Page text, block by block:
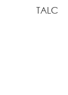
TALC